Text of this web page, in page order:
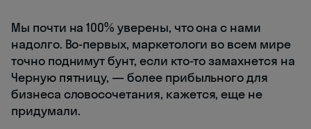
Мы почти на 100% уверены, что она с нами
надолго. Во-первых, маркетологи во всем мире
точно поднимут бунт, если кто-то замахнется на
Черную пятницу, — более прибыльного для
бизнеса словосочетания, кажется, еще не
придумали.